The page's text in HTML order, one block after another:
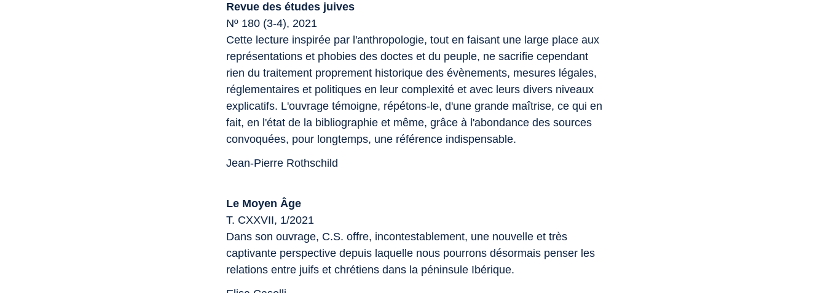
Revue des études juives
Nº 180 (3-4), 2021
Cette lecture inspirée par l'anthropologie, tout en faisant une large place aux
représentations et phobies des doctes et du peuple, ne sacrifie cependant
rien du traitement proprement historique des évènements, mesures légales,
réglementaires et politiques en leur complexité et avec leurs divers niveaux
explicatifs. L'ouvrage témoigne, répétons-le, d'une grande maîtrise, ce qui en
fait, en l'état de la bibliographie et même, grâce à l'abondance des sources
convoquées, pour longtemps, une référence indispensable.
Jean-Pierre Rothschild
Le Moyen Âge
T. CXXVII, 1/2021
Dans son ouvrage, C.S. offre, incontestablement, une nouvelle et très
captivante perspective depuis laquelle nous pourrons désormais penser les
relations entre juifs et chrétiens dans la péninsule Ibérique.